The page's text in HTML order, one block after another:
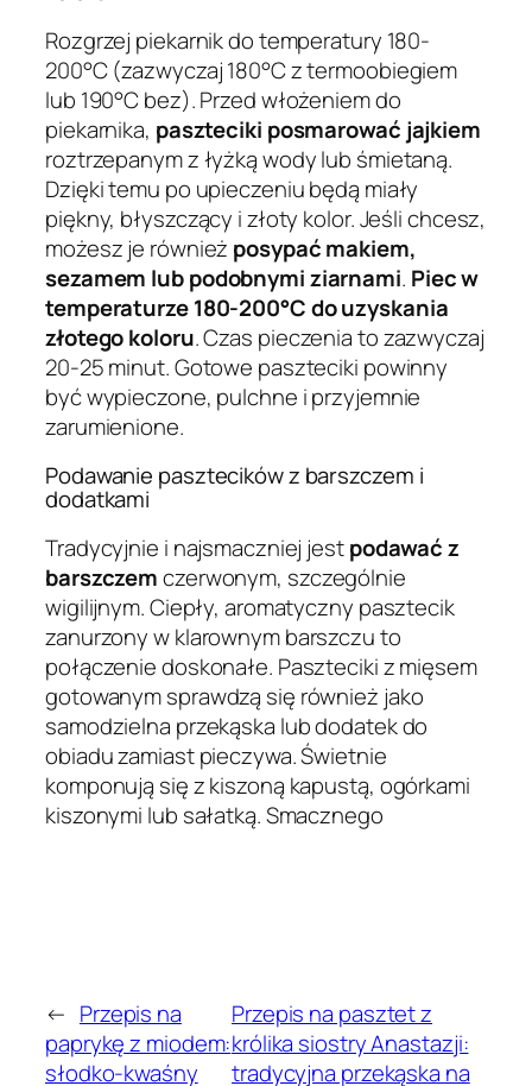
Rozgrzej piekarnik do temperatury 180-
200°C (zazwyczaj 180°C z termoobiegiem
lub 190°C bez). Przed włożeniem do
piekarnika, paszteciki posmarować jajkiem
roztrzepanym z łyżką wody lub śmietaną.
Dzięki temu po upieczeniu będą miały
piękny, błyszczący i złoty kolor. Jeśli chcesz,
możesz je również posypać makiem,
sezamem lub podobnymi ziarnami. Piec w
temperaturze 180-200°C do uzyskania
złotego koloru. Czas pieczenia to zazwyczaj
20-25 minut. Gotowe paszteciki powinny
być wypieczone, pulchne i przyjemnie
zarumienione.
Podawanie pasztecików z barszczem i
dodatkami
Tradycyjnie i najsmaczniej jestpodawać z
barszczemczerwonym, szczególnie
wigilijnym. Ciepły, aromatyczny pasztecik
zanurzony w klarownym barszczu to
połączenie doskonałe. Paszteciki z mięsem
gotowanym sprawdzą się również jako
samodzielna przekąska lub dodatek do
obiadu zamiast pieczywa. Świetnie
komponują się z kiszoną kapustą, ogórkami
kiszonymi lub sałatką. Smacznego
← Przepis na
paprykę z miodem:
słodko-kwaśny
Przepis na pasztet z
królika siostry Anastazji:
tradycyjna przekąska na